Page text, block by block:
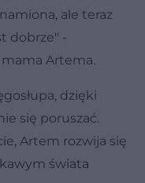
ale teraz
dobrze" -
mama Artema.
dzięki
się poruszać.
Artem rozwija się
świata